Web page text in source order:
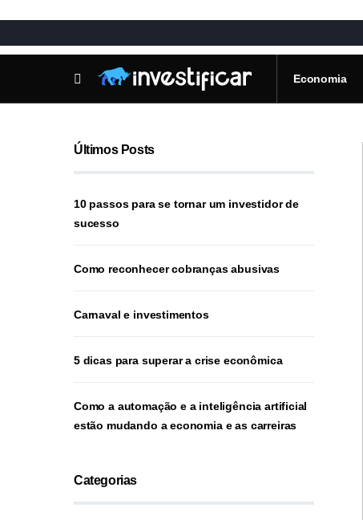
Economia
Últimos Posts
10 passos para se tornar um investidor de
sucesso
Como reconhecer cobranças abusivas
Carnaval e investimentos
5 dicas para superar a crise econômica
Como a automação e a inteligência artificial
estão mudando a economia e as carreiras
Categorias